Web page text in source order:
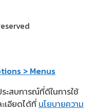
> Menus
ะสบการณ์ที่ดีในการใช้
เอียดได้ที่ นโยบายความ